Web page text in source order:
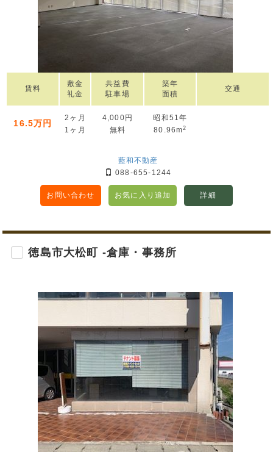
賃料
敷金
礼金
共益費
駐車場
築年
面積
交通
16.5万円
2ヶ月
1ヶ月
4,000円
無料
昭和51年
80.96m2
藍和不動産
088-655-1244
お問い合わせ お気に入り追加 詳細
徳島市大松町 -倉庫・事務所